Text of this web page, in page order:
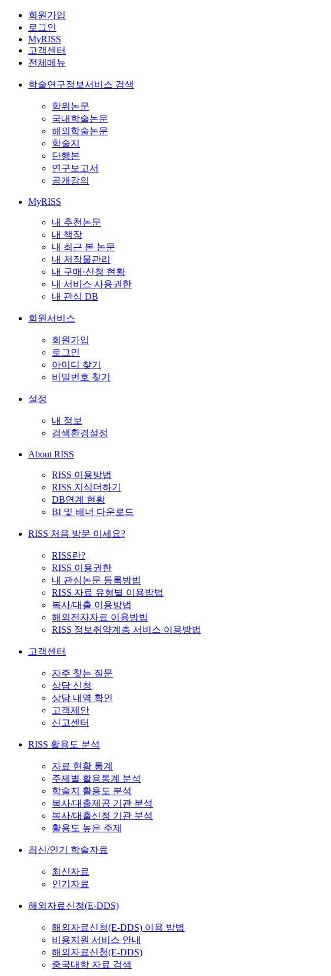
회원가입
로그인
MyRISS
고객센터
전체메뉴
학술연구정보서비스 검색
학위논문
국내학술논문
해외학술논문
학술지
단행본
연구보고서
공개강의
MyRISS
내 추천논문
내 책장
내 최근 본 논문
내 저작물관리
내 구매·신청 현황
내 서비스 사용권한
내 관심 DB
회원서비스
회원가입
로그인
아이디 찾기
비밀번호 찾기
설정
내 정보
검색환경설정
About RISS
RISS 이용방법
RISS 지식더하기
DB연계 현황
BI 및 배너 다운로드
RISS 처음 방문 이세요?
RISS란?
RISS 이용권한
내 관심논문 등록방법
RISS 자료 유형별 이용방법
복사/대출 이용방법
해외전자자료 이용방법
RISS 정보취약계층 서비스 이용방법
고객센터
자주 찾는 질문
상담 신청
상담 내역 확인
고객제안
신고센터
RISS 활용도 분석
자료 현황 통계
주제별 활용통계 분석
학술지 활용도 분석
복사/대출제공 기관 분석
복사/대출신청 기관 분석
활용도 높은 주제
최신/인기 학술자료
최신자료
인기자료
해외자료신청(E-DDS)
해외자료신청(E-DDS) 이용 방법
비용지원 서비스 안내
해외자료신청(E-DDS)
중국대학 자료 검색